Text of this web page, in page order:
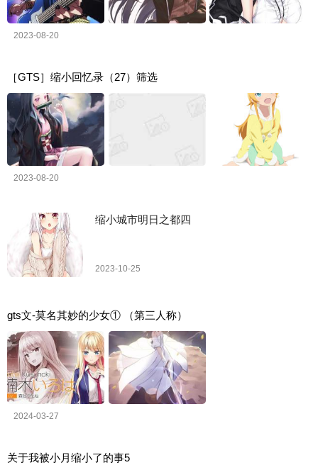
2023-08-20
［GTS］缩小回忆录（27）筛选
2023-08-20
缩小城市明日之都四
2023-10-25
gts文-莫名其妙的少女① （第三人称）
2024-03-27
关于我被小月缩小了的事5